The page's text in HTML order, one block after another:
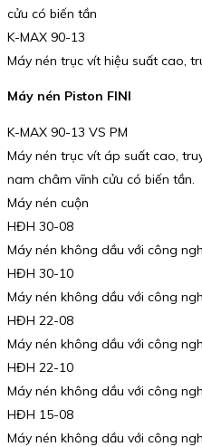
cửu có biến tần
K-MAX 90-13
Máy nén trục vít hiệu suất cao,
Máy nén Piston FINI
K-MAX 90-13 VS PM
Máy nén trục vít áp suất cao,
nam châm vĩnh cửu có biến tần.
Máy nén cuộn
HĐH 30-08
Máy nén không dầu với công
HĐH 30-10
Máy nén không dầu với công
HĐH 22-08
Máy nén không dầu với công
HĐH 22-10
Máy nén không dầu với công
HĐH 15-08
Máy nén không dầu với công